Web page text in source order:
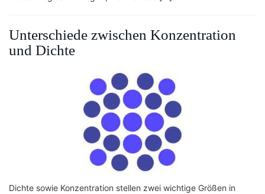
Unterschiede zwischen Konzentration
und Dichte
Dichte sowie Konzentration stellen zwei wichtige Größen in